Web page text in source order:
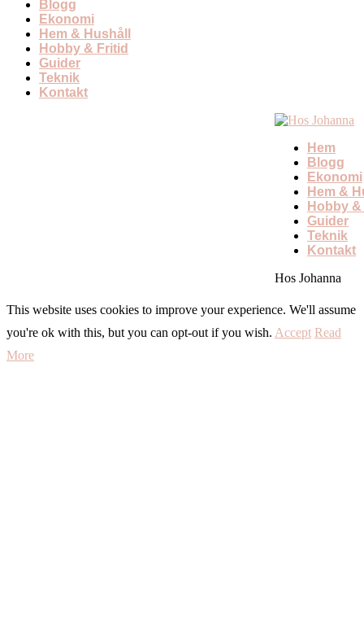
Blogg
Ekonomi
Hem & Hushåll
Hobby & Fritid
Guider
Teknik
Kontakt
Hem
Blogg
Ekonomi
Hem &
Hobby
Guider
Teknik
Kontakt
Hos Johanna
This website uses cookies to improve your experience. We'll assume
you're ok with this, but you can opt-out if you wish. Accept Read
More